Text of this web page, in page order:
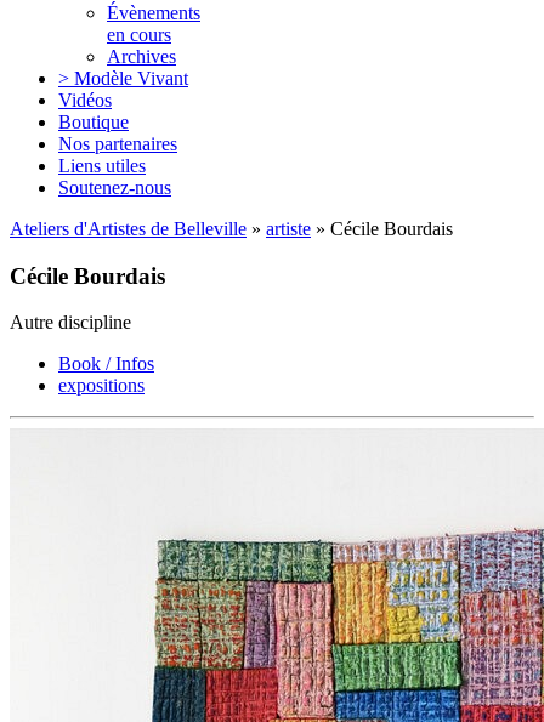
Évènements
en cours
Archives
> Modèle Vivant
Vidéos
Boutique
Nos partenaires
Liens utiles
Soutenez-nous
Ateliers d'Artistes de Belleville » artiste » Cécile Bourdais
Cécile Bourdais
Autre discipline
Book / Infos
expositions